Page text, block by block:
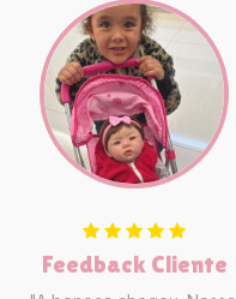
Feedback Cliente